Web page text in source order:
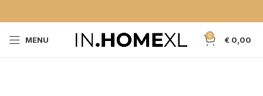
MENU 0 € 0,00